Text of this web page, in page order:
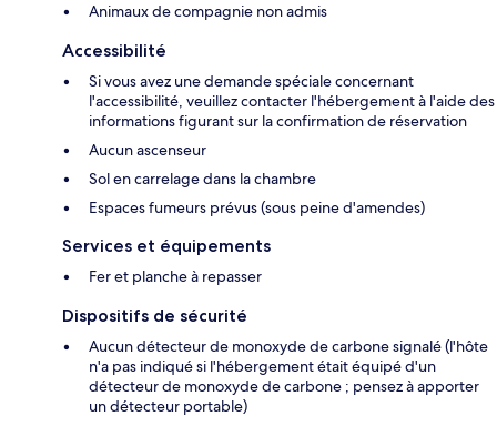
Animaux de compagnie non admis
Accessibilité
Si vous avez une demande spéciale concernant
l'accessibilité, veuillez contacter l'hébergement à l'aide des
informations figurant sur la confirmation de réservation
Aucun ascenseur
Sol en carrelage dans la chambre
Espaces fumeurs prévus (sous peine d'amendes)
Services et équipements
Fer et planche à repasser
Dispositifs de sécurité
Aucun détecteur de monoxyde de carbone signalé (l'hôte
n'a pas indiqué si l'hébergement était équipé d'un
détecteur de monoxyde de carbone ; pensez à apporter
un détecteur portable)